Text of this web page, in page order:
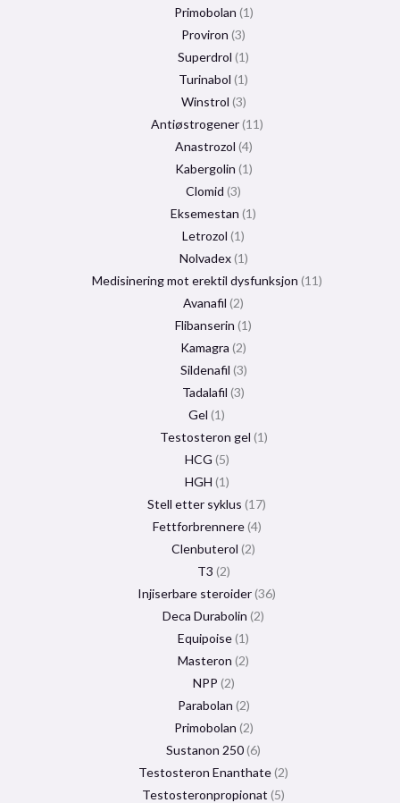
Primobolan 1
Proviron 3
Superdrol 1
Turinabol 1
Winstrol 3
Antiøstrogener 11
Anastrozol 4
Kabergolin 1
Clomid 3
Eksemestan 1
Letrozol 1
Nolvadex 1
Medisinering mot erektil dysfunksjon 11
Avanafil 2
Flibanserin 1
Kamagra 2
Sildenafil 3
Tadalafil 3
Gel 1
Testosteron gel 1
HCG 5
HGH 1
Stell etter syklus 17
Fettforbrennere 4
Clenbuterol 2
T3 2
Injiserbare steroider 36
Deca Durabolin 2
Equipoise 1
Masteron 2
NPP 2
Parabolan 2
Primobolan 2
Sustanon 250 6
Testosteron Enanthate 2
Testosteronpropionat 5